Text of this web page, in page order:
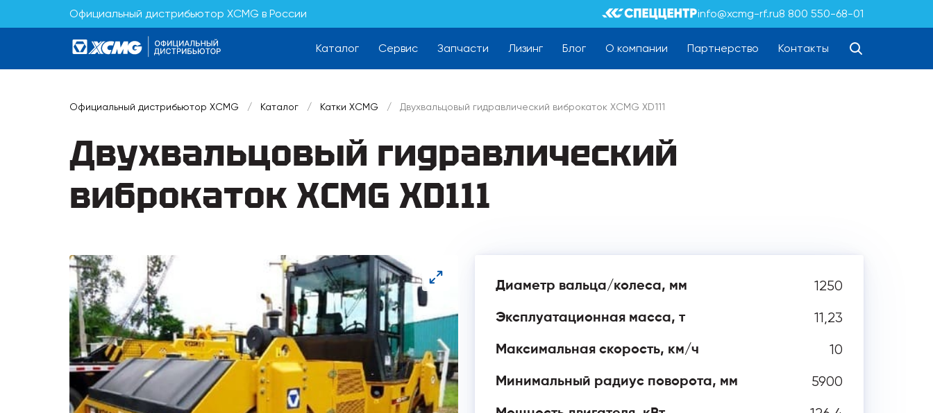
Официальный дистрибьютор XCMG в России info@xcmg-rf.ru8 800 550-68-01
Каталог Сервис Запчасти Лизинг Блог О компании Партнерство Контакты
Официальный дистрибьютор XCMG / Каталог / Катки XCMG / Двухвальцовый гидравлический виброкаток XCMG XD111
Двухвальцовый гидравлический
виброкаток XCMG XD111
Диаметр вальца/колеса, мм 1250
Эксплуатационная масса, т 11,23
Максимальная скорость, км/ч 10
Минимальный радиус поворота, мм 5900